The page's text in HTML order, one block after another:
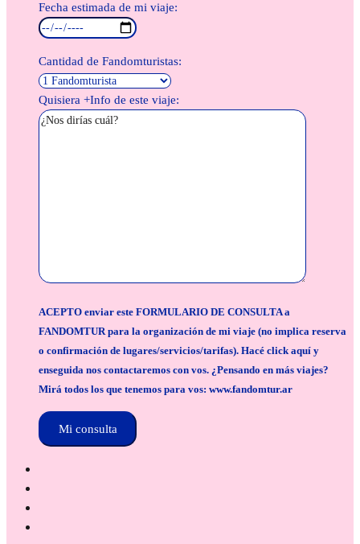
Fecha estimada de mi viaje:
Cantidad de Fandomturistas:
Quisiera +Info de este viaje:
ACEPTO enviar este FORMULARIO DE CONSULTA a
FANDOMTUR para la organización de mi viaje (no implica reserva
o confirmación de lugares/servicios/tarifas). Hacé click aquí y
enseguida nos contactaremos con vos. ¿Pensando en más viajes?
Mirá todos los que tenemos para vos: www.fandomtur.ar